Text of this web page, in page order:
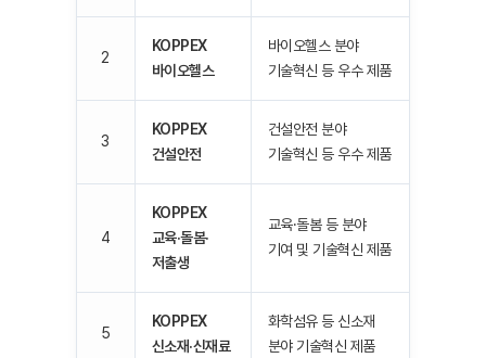
2
KOPPEX
바이오헬스
바이오헬스 분야
기술혁신 등 우수 제품
3
KOPPEX
건설안전
건설안전 분야
기술혁신 등 우수 제품
4
KOPPEX
교육·돌봄·
저출생
교육·돌봄 등 분야
기여 및 기술혁신 제품
5
KOPPEX
신소재·신재료
화학섬유 등 신소재
분야 기술혁신 제품